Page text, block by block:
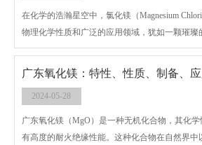
在化学的浩瀚星空中，氯化镁（Magnesium
物理化学性质和广泛的应用领域，犹如一颗璀璨
工程师们的目光。作为一种常见的无机盐，江苏
的矿物中，如光卤石、水氯镁石等，还通过人工
特魅力。
广东氧化镁：特性、性质、制备、
2024-05-28
广东氧化镁（MgO）是一种无机化合物，其化
有高度的耐火绝缘性能。这种化合物在自然界中